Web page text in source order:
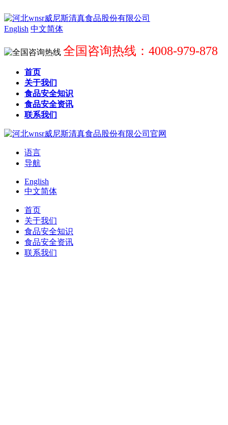
English 中文简体
全国咨询热线：4008-979-878
首页
关于我们
食品安全知识
食品安全资讯
联系我们
语言
导航
English
中文简体
首页
关于我们
食品安全知识
食品安全资讯
联系我们